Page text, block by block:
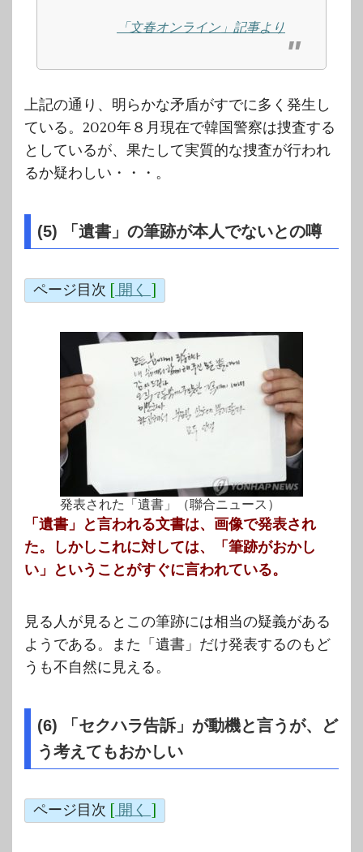
「文春オンライン」記事より
上記の通り、明らかな矛盾がすでに多く発生し
ている。2020年８月現在で韓国警察は捜査する
としているが、果たして実質的な捜査が行われ
るか疑わしい・・・。
(5) 「遺書」の筆跡が本人でないとの噂
ページ目次 [ 開く ]
発表された「遺書」（聯合ニュース）
「遺書」と言われる文書は、画像で発表され
た。しかしこれに対しては、「筆跡がおかし
い」ということがすぐに言われている。
見る人が見るとこの筆跡には相当の疑義がある
ようである。また「遺書」だけ発表するのもど
うも不自然に見える。
(6) 「セクハラ告訴」が動機と言うが、ど
う考えてもおかしい
ページ目次 [ 開く ]